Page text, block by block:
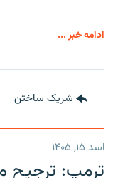
ادامه خبر ...
شریک ساختن
اسد ۱۵, ۱۴۰۵
ترمپ: ترجیح